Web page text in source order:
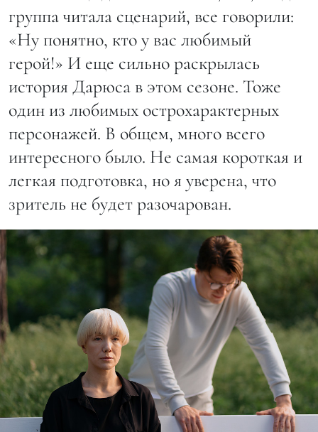
группа читала сценарий, все говорили:
«Ну понятно, кто у вас любимый
герой!» И еще сильно раскрылась
история Дарюса в этом сезоне. Тоже
один из любимых острохарактерных
персонажей. В общем, много всего
интересного было. Не самая короткая и
легкая подготовка, но я уверена, что
зритель не будет разочарован.